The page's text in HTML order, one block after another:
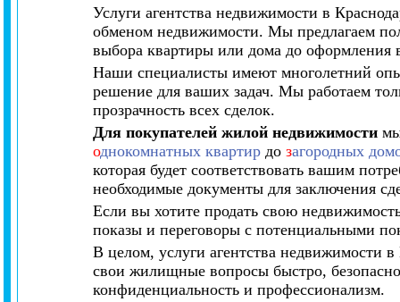
Услуги агентства недвижимости в
обменом недвижимости. Мы предлагаем
выбора квартиры или дома до оформления
Наши специалисты имеют многолетний
решение для ваших задач. Мы работаем
прозрачность всех сделок.
Для покупателей жилой недвижимости
однокомнатных квартир дозагородных
которая будет соответствовать вашим
необходимые документы для заключения
Если вы хотите продать свою
показы и переговоры с потенциальными
В целом, услуги агентства недвижимости
свои жилищные вопросы быстро,
конфиденциальность и профессионализм.